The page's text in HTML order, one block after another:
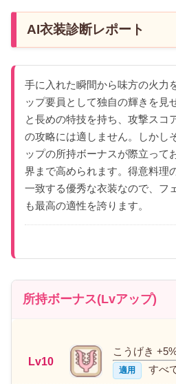
AI衣装診断レポート
手に入れた瞬間から味方の火力
ップ要員として独自の輝きを見
と長めの特技を持ち、攻撃スコ
の攻略には適しません。しかし
ップの所持ボーナスが際立って
界まで高められます。得意料理
一致する優秀な衣装なので、フ
も最高の適性を誇ります。
所持ボーナス(Lvアップ)
Lv10
こうげき
適用 すべ